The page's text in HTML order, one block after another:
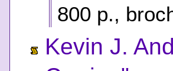
800 p.,
Kevin J.